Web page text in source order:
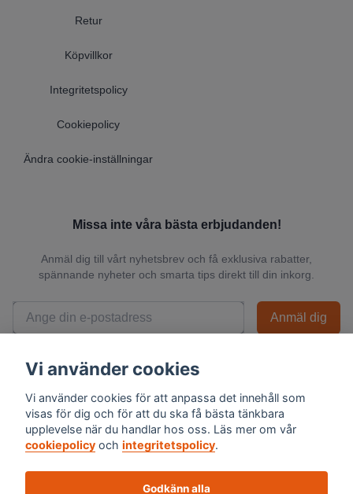
Retur
Köpvillkor
Integritetspolicy
Cookiepolicy
Ändra cookie-inställningar
Missa inte våra bästa erbjudanden!
Anmäl dig till vårt nyhetsbrev och få exklusiva rabatter,
spännande nyheter och smarta tips direkt till din inkorg.
Anmäl dig
prenumerationen.
Vi använder cookies
Vi använder cookies för att anpassa det innehåll som
visas för dig och för att du ska få bästa tänkbara
upplevelse när du handlar hos oss. Läs mer om vår
cookiepolicy och integritetspolicy.
Godkänn alla